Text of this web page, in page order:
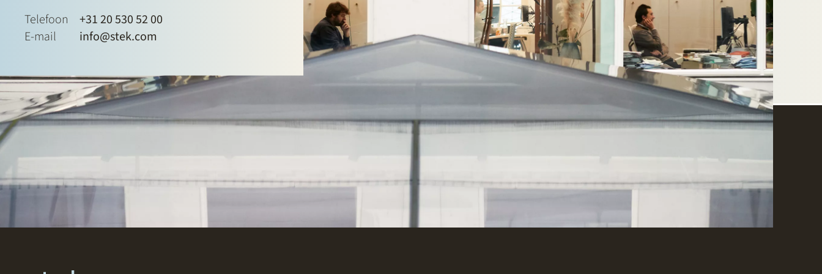
Telefoon
+31 20 530 52 00
E-mail
info@stek.com